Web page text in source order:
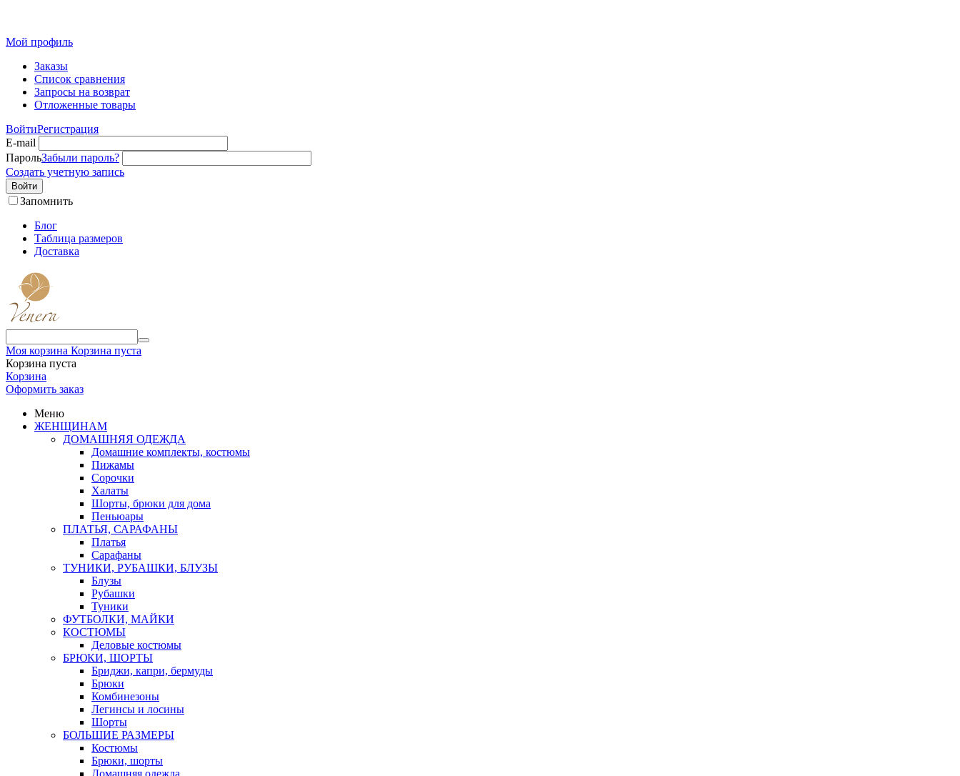
Мой профиль
Заказы
Список сравнения
Запросы на возврат
Отложенные товары
ВойтиРегистрация
E-mail
ПарольЗабыли пароль?
Создать учетную запись
Войти
Запомнить
Блог
Таблица размеров
Доставка
Моя корзина Корзина пуста
Корзина пуста
Корзина
Оформить заказ
Меню
ЖЕНЩИНАМ
ДОМАШНЯЯ ОДЕЖДА
Домашние комплекты, костюмы
Пижамы
Сорочки
Халаты
Шорты, брюки для дома
Пеньюары
ПЛАТЬЯ, САРАФАНЫ
Платья
Сарафаны
ТУНИКИ, РУБАШКИ, БЛУЗЫ
Блузы
Рубашки
Туники
ФУТБОЛКИ, МАЙКИ
КОСТЮМЫ
Деловые костюмы
БРЮКИ, ШОРТЫ
Бриджи, капри, бермуды
Брюки
Комбинезоны
Легинсы и лосины
Шорты
БОЛЬШИЕ РАЗМЕРЫ
Костюмы
Брюки, шорты
Домашняя одежда